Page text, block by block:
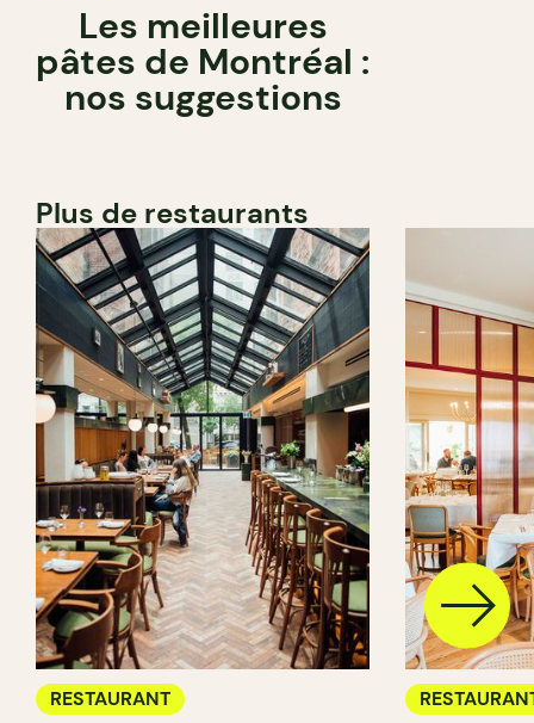
Les meilleures
pâtes de Montréal :
nos suggestions
Plus de restaurants
RESTAURANT